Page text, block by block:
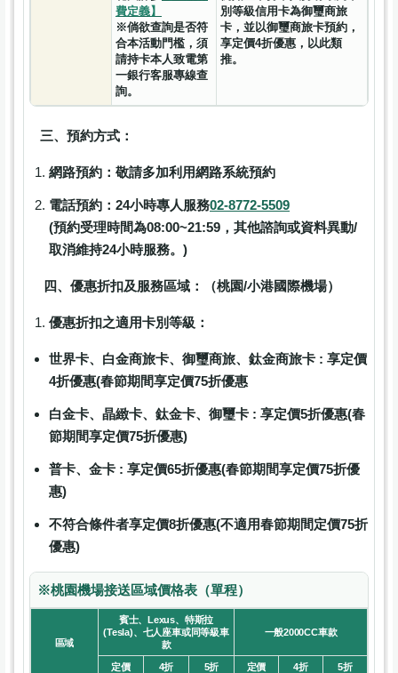
費定義】
※倘欲查詢是否符
合本活動門檻，須
請持卡本人致電第
一銀行客服專線查
詢。
別等級信用卡為御璽商旅
卡，並以御璽商旅卡預約，
享定價4折優惠，以此類
推。
三、預約方式：
網路預約：敬請多加利用網路系統預約
電話預約：24小時專人服務02-8772-5509
(預約受理時間為08:00~21:59，其他諮詢或資料異動/
取消維持24小時服務。)
四、優惠折扣及服務區域：（桃園/小港國際機場）
優惠折扣之適用卡別等級：
世界卡、白金商旅卡、御璽商旅、鈦金商旅卡 : 享定價
4折優惠(春節期間享定價75折優惠
白金卡、晶緻卡、鈦金卡、御璽卡 : 享定價5折優惠(春
節期間享定價75折優惠)
普卡、金卡 : 享定價65折優惠(春節期間享定價75折優
惠)
不符合條件者享定價8折優惠(不適用春節期間定價75折
優惠)
※桃園機場接送區域價格表（單程）
區域
賓士、Lexus、特斯拉
(Tesla)、七人座車或同等級車
款
一般2000CC車款
定價 4折 5折 定價 4折 5折